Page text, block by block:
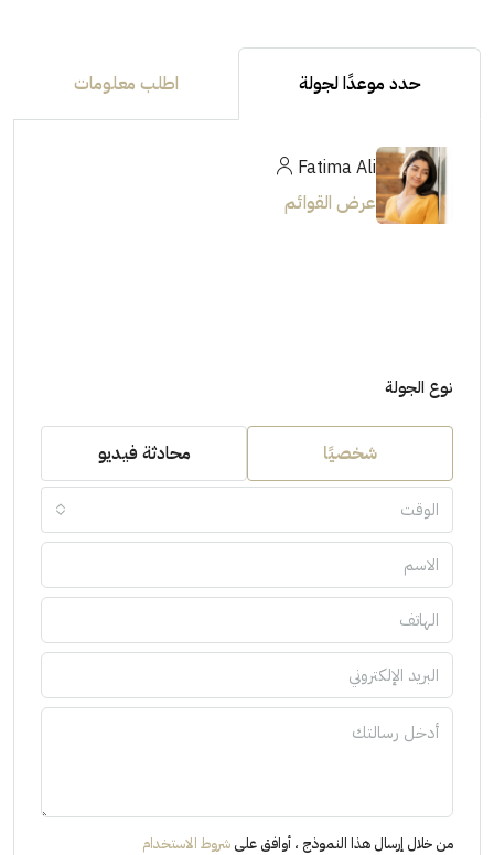
حدد موعدًا لجولة اطلب معلومات
Fatima Ali
عرض القوائم
نوع الجولة
شخصيًا محادثة فيديو
الوقت
من خلال إرسال هذا النموذج ، أوافق على شروط الاستخدام